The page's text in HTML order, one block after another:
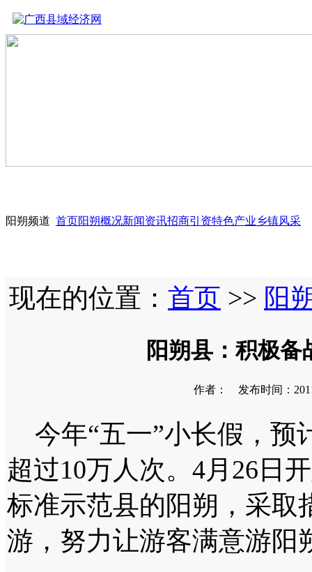
阳朔频道 首页阳朔概况新闻资讯招商引资特色产业乡镇风采
现在的位置： 首页 >> 阳
阳朔县：积极备
作者： 发布时间：
今年“五一”小长假，预
超过10万人次。4月26日
标准示范县的阳朔，采取
游，努力让游客满意游阳